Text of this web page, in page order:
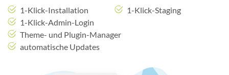
1-Klick-Installation
1-Klick-Staging
1-Klick-Admin-Login
Theme- und Plugin-Manager
automatische Updates